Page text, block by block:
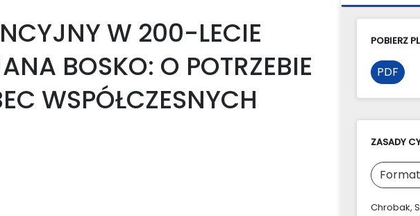
W 200-LECIE
BOSKO: O POTRZEBIE
WSPÓŁCZESNYCH
POBIERZ
PDF
ZASADY
Chrobak, S.